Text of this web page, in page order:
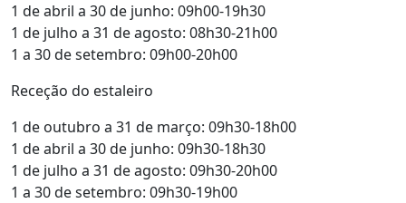
1 de abril a 30 de junho: 09h00-19h30
1 de julho a 31 de agosto: 08h30-21h00
1 a 30 de setembro: 09h00-20h00
Receção do estaleiro
1 de outubro a 31 de março: 09h30-18h00
1 de abril a 30 de junho: 09h30-18h30
1 de julho a 31 de agosto: 09h30-20h00
1 a 30 de setembro: 09h30-19h00